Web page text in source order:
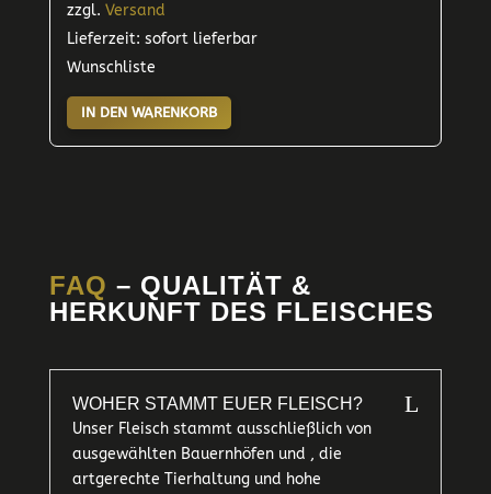
zzgl. Versand
Lieferzeit: sofort lieferbar
Wunschliste
IN DEN WARENKORB
FAQ – QUALITÄT &
HERKUNFT DES FLEISCHES
WOHER STAMMT EUER FLEISCH? L
Unser Fleisch stammt ausschließlich von
ausgewählten Bauernhöfen und , die
artgerechte Tierhaltung und hohe